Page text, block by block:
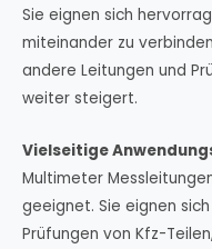
Sie eignen sich
miteinander zu
andere Leitungen und
weiter steigert.
Vielseitige
Multimeter
geeignet. Sie eignen
Prüfungen von Kfz-